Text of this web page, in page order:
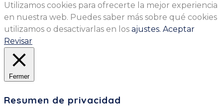
Utilizamos cookies para ofrecerte la mejor experiencia
en nuestra web. Puedes saber más sobre qué cookies
utilizamos o desactivarlas en los ajustes. Aceptar
Revisar
Fermer
Resumen de privacidad